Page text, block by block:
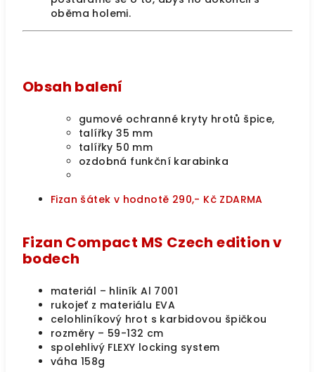
oběma holemi.
Obsah balení
gumové ochranné kryty hrotů špice,
talířky 35 mm
talířky 50 mm
ozdobná funkční karabinka
Fizan šátek v hodnotě 290,- Kč ZDARMA
Fizan Compact MS Czech edition v
bodech
materiál – hliník Al 7001
rukojeť z materiálu EVA
celohliníkový hrot s karbidovou špičkou
rozměry – 59-132 cm
spolehlivý FLEXY locking system
váha 158g